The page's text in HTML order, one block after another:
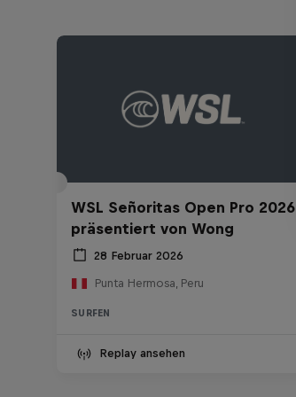
WSL Señoritas Open Pro 2026
präsentiert von Wong
28 Februar 2026
Punta Hermosa, Peru
SURFEN
Replay ansehen